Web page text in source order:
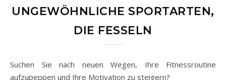
UNGEWÖHNLICHE SPORTARTEN,
DIE FESSELN
Suchen Sie nach neuen Wegen, Ihre Fitnessroutine
aufzupeppen und Ihre Motivation zu steigern?